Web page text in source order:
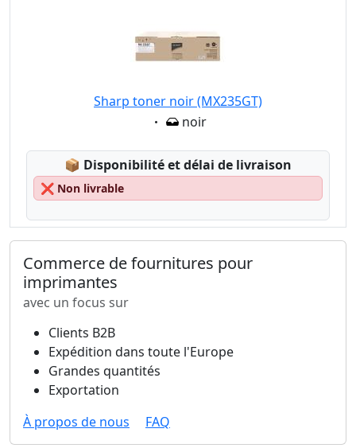
Sharp toner noir (MX235GT)
Eigenschaft:
noir
📦 Lagerstatus:
Disponibilité et délai de livraison
❌ Non livrable
Commerce de fournitures pour
imprimantes
avec un focus sur
Clients B2B
Expédition dans toute l'Europe
Grandes quantités
Exportation
À propos de nous
FAQ